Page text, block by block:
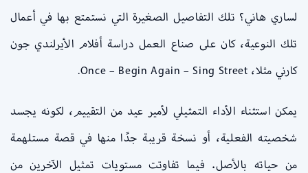
لساري هاني؟ تلك التفاصيل الصغيرة التي نستمتع بها في أعمال
تلك النوعية، كان على صناع العمل دراسة أفلام الأيرلندي جون
كارني مثلا، Once – Begin Again – Sing Street.
يمكن استثناء الأداء التمثيلي لأمير عيد من التقييم، لكونه يجسد
شخصيته الفعلية، أو نسخة قريبة جدًا منها في قصة مستلهمة
من حياته بالأصل. فيما تفاوتت مستويات تمثيل الآخرين من